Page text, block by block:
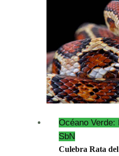
Océano
SbN
Culebra Rata